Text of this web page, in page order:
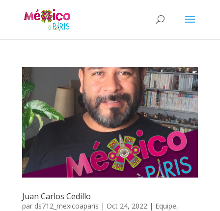
Juan Carlos Cedillo
par ds712_mexicoaparis | Oct 24, 2022| Equipe,